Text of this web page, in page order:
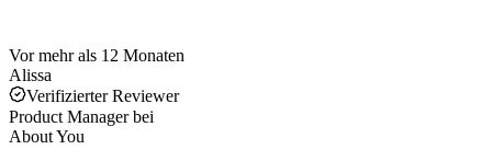
Vor mehr als 12 Monaten
Alissa
Verifizierter Reviewer
Product Managerbei
About You